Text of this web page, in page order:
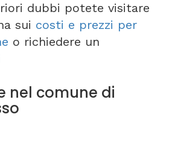
dubbi potete visitare
sui costi e prezzi per
o richiedere un
nel comune di